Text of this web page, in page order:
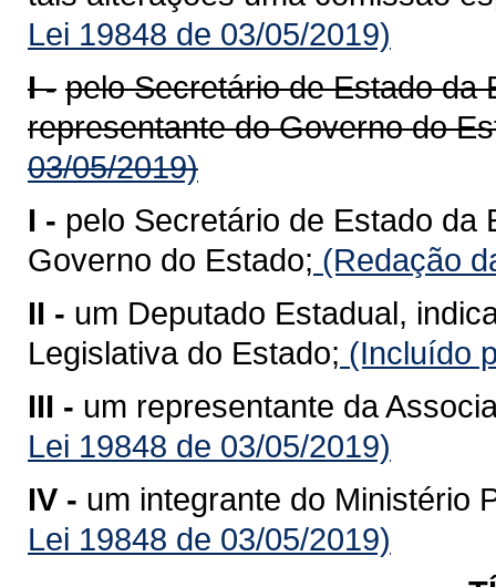
Lei 19848 de 03/05/2019)
I - pelo Secretário de Estado da
representante do Governo do
03/05/2019)
I - pelo Secretário de Estado da
Governo do Estado; (Redação
II - um Deputado Estadual,
Legislativa do Estado; (Incluído
III - um representante da
Lei 19848 de 03/05/2019)
IV - um integrante do Ministério
Lei 19848 de 03/05/2019)